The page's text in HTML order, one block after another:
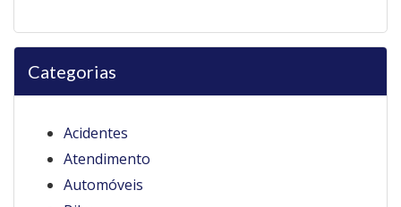
Categorias
Acidentes
Atendimento
Automóveis